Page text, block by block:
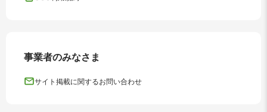
事業者のみなさま
サイト掲載に関するお問い合わせ